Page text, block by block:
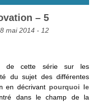
– 5
mai 2014 - 12
de cette série sur les
du sujet des différentes
en décrivant pourquoi le
dans le champ de la